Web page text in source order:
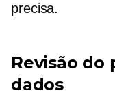
precisa.
Revisão
dados